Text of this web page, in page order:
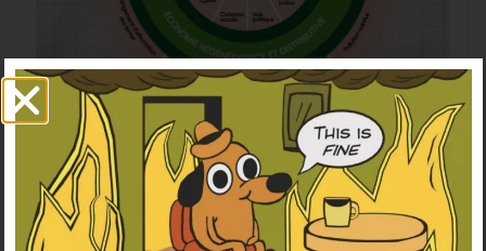
Société
La PIB Mania nous mène à
l’extinction : la nouvelle étude
du Donut est sans équivoque